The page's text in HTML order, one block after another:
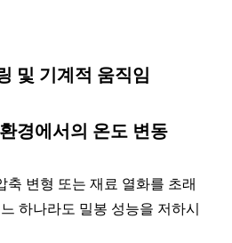
및 기계적 움직임
경에서의 온도 변동
축 변형 또는 재료 열화를 초래
하나라도 밀봉 성능을 저하시